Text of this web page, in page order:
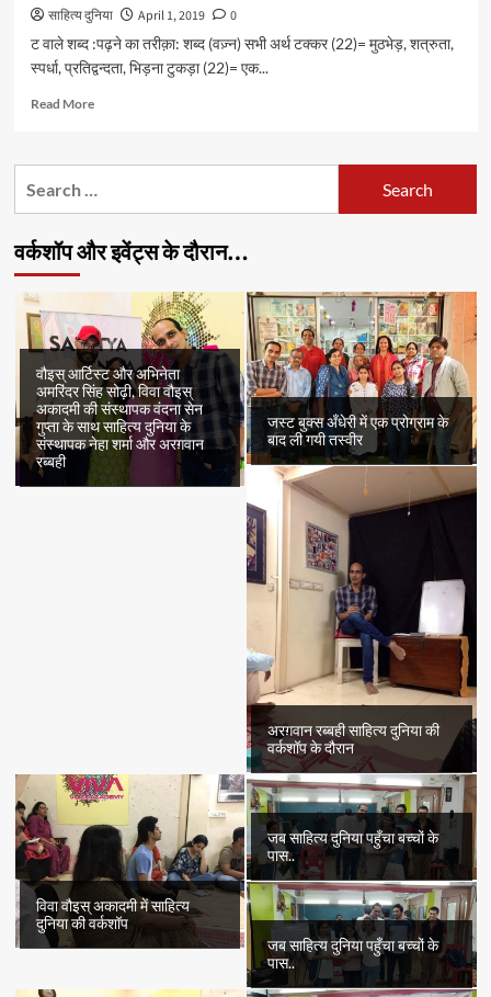
साहित्य दुनिया April 1, 2019
0
ट वाले शब्द :पढ़ने का तरीक़ा: शब्द (वज़्न) सभी अर्थ टक्कर (22)= मुठभेड़, शत्रुता,
स्पर्धा, प्रतिद्वन्दता, भिड़ना टुकड़ा (22)= एक...
Read MoreRead
ट
वर्कशॉप और इवेंट्स के दौरान…
वौइस् आर्टिस्ट और अभिनेता
अमरिंदर सिंह सोढ़ी, विवा वौइस्
अकादमी की संस्थापक वंदना सेन
गुप्ता के साथ साहित्य दुनिया के
संस्थापक नेहा शर्मा और अरग़वान
रब्बही
जस्ट बुक्स अँधेरी में एक प्रोग्राम के
बाद ली गयी तस्वीर
अरग़वान रब्बही साहित्य दुनिया की
वर्कशॉप के दौरान
विवा वौइस् अकादमी में साहित्य
दुनिया की वर्कशॉप
जब साहित्य दुनिया पहुँचा बच्चों के
पास..
जब साहित्य दुनिया पहुँचा बच्चों के
पास..